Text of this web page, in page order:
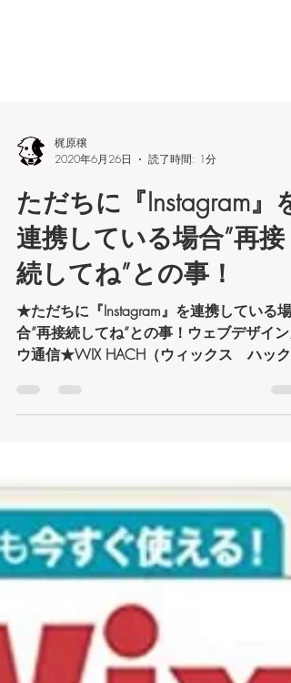
2020年6月26日
読了時間: 1分
ただちに『Instagram』を
連携している場合”再接
続してね”との事！
★ただちに『Instagram』を連携している場
合”再接続してね”との事！ウェブデザイン
ウ通信★WIX HACH（ウィックス ハック
もうWIX社から連絡が来てる方も多いと思